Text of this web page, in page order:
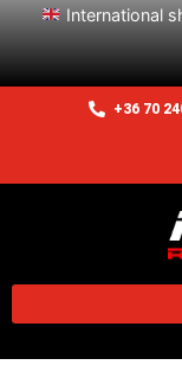
International
+36 70